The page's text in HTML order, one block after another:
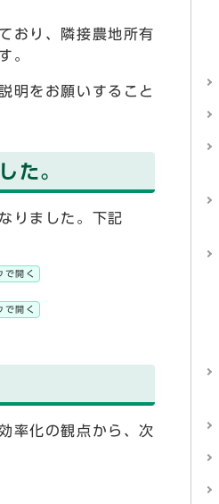
おり、隣接農地所有
。
明をお願いすること
た。
りました。下記
で開く
で開く
率化の観点から、次